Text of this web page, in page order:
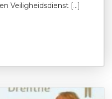
Veiligheidsdienst […]